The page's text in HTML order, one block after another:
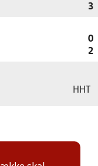
3
0
2
HHT